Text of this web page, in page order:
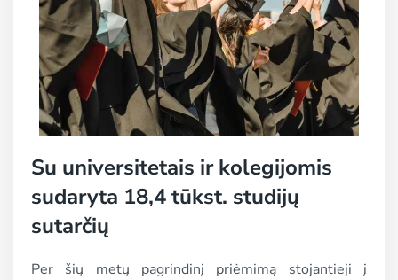
Su universitetais ir kolegijomis
sudaryta 18,4 tūkst. studijų
sutarčių
Per šių metų pagrindinį priėmimą stojantieji į